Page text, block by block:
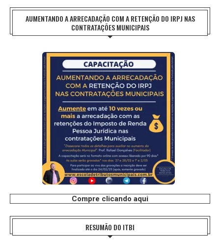
AUMENTANDO A ARRECADAÇÃO COM A RETENÇÃO DO IRPJ NAS
CONTRATAÇÕES MUNICIPAIS
Compre clicando aqui
RESUMÃO DO ITBI